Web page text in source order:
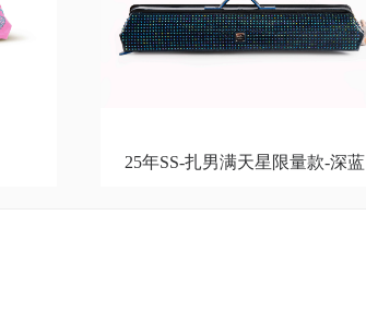
25年SS-扎男满天星限量款-深蓝